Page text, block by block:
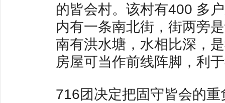
的皆会村。该村有400 多
内有一条南北街，街两旁
南有洪水塘，水相比深，
房屋可当作前线阵脚，利
716团决定把固守皆会的